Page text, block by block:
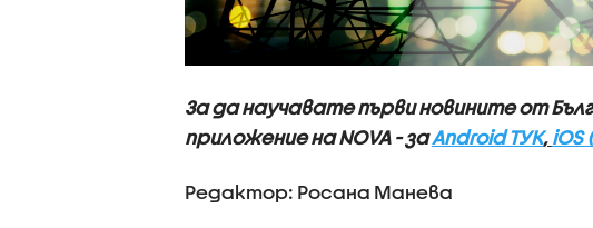
За да научавате първи новините от
приложение на NOVA - заAndroid ТУК, iOS
Редактор: Росана Манева